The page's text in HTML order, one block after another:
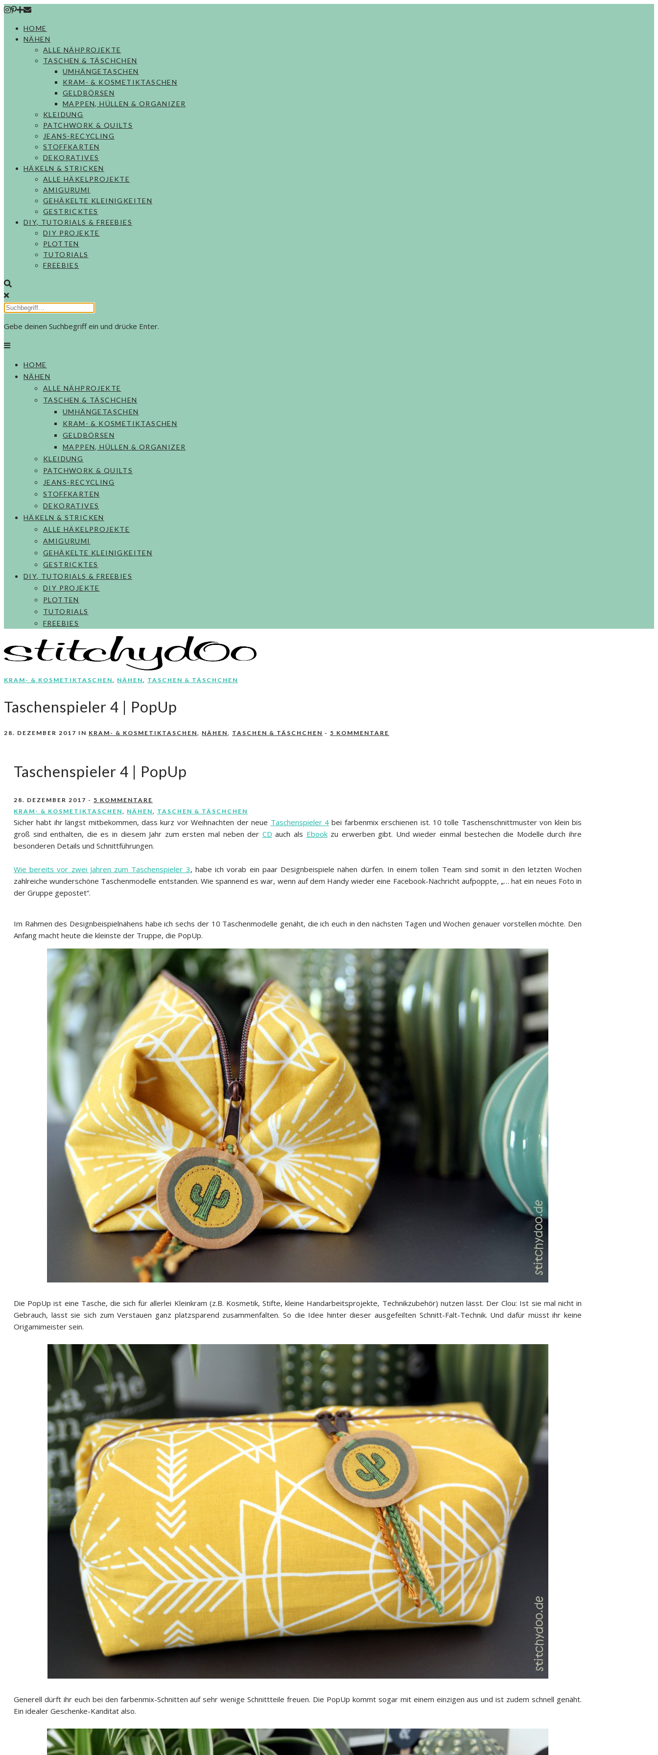
Skip
contentHOME
NÄHEN
ALLE NÄHPROJEKTE
TASCHEN & TÄSCHCHEN
UMHÄNGETASCHEN
KRAM- & KOSMETIKTASCHEN
GELDBÖRSEN
MAPPEN, HÜLLEN & ORGANIZER
KLEIDUNG
PATCHWORK & QUILTS
JEANS-RECYCLING
STOFFKARTEN
DEKORATIVES
HÄKELN & STRICKEN
ALLE HÄKELPROJEKTE
AMIGURUMI
GEHÄKELTE KLEINIGKEITEN
GESTRICKTES
DIY, TUTORIALS & FREEBIES
DIY PROJEKTE
PLOTTEN
TUTORIALS
FREEBIES
Gebe deinen Suchbegriff ein und drücke Enter.
HOME
NÄHEN
ALLE NÄHPROJEKTE
TASCHEN & TÄSCHCHEN
UMHÄNGETASCHEN
KRAM- & KOSMETIKTASCHEN
GELDBÖRSEN
MAPPEN, HÜLLEN & ORGANIZER
KLEIDUNG
PATCHWORK & QUILTS
JEANS-RECYCLING
STOFFKARTEN
DEKORATIVES
HÄKELN & STRICKEN
ALLE HÄKELPROJEKTE
AMIGURUMI
GEHÄKELTE KLEINIGKEITEN
GESTRICKTES
DIY, TUTORIALS & FREEBIES
DIY PROJEKTE
PLOTTEN
TUTORIALS
FREEBIES
KRAM- & KOSMETIKTASCHEN, NÄHEN, TASCHEN & TÄSCHCHEN
Taschenspieler 4 | PopUp
28. DEZEMBER 2017 IN KRAM- & KOSMETIKTASCHEN, NÄHEN, TASCHEN & TÄSCHCHEN - 5 KOMMENTARE
Taschenspieler 4 | PopUp
28. DEZEMBER 2017 - 5 KOMMENTARE
KRAM- & KOSMETIKTASCHEN
NÄHEN TASCHEN & TÄSCHCHEN
Sicher habt ihr längst mitbekommen, dass kurz vor Weihnachten der neue Taschenspieler 4bei farbenmix erschienen ist. 10 tolle Taschenschnittmuster von klein bis
groß sind enthalten, die es in diesem Jahr zum ersten mal neben der CD auch als Ebookzu erwerben gibt. Und wieder einmal bestechen die Modelle durch ihre
besonderen Details und Schnittführungen.
Wie bereits vor zwei Jahren zum Taschenspieler 3, habe ich vorab ein paar Designbeispiele nähen dürfen. In einem tollen Team sind somit in den letzten Wochen
zahlreiche wunderschöne Taschenmodelle entstanden. Wie spannend es war, wenn auf dem Handy wieder eine Facebook-Nachricht aufpoppte, „… hat ein neues Foto in
der Gruppe gepostet“.
Im Rahmen des Designbeispielnähens habe ich sechs der 10 Taschenmodelle genäht, die ich euch in den nächsten Tagen und Wochen genauer vorstellen möchte. Den
Anfang macht heute die kleinste der Truppe, die PopUp.
Die PopUp ist eine Tasche, die sich für allerlei Kleinkram (z.B. Kosmetik, Stifte, kleine Handarbeitsprojekte, Technikzubehör) nutzen lässt. Der Clou: Ist sie mal nicht in
Gebrauch, lässt sie sich zum Verstauen ganz platzsparend zusammenfalten. So die Idee hinter dieser ausgefeilten Schnitt-Falt-Technik. Und dafür müsst ihr keine
Origamimeister sein.
Generell dürft ihr euch bei den farbenmix-Schnitten auf sehr wenige Schnittteile freuen. Die PopUp kommt sogar mit einem einzigen aus und ist zudem schnell genäht.
Ein idealer Geschenke-Kanditat also.